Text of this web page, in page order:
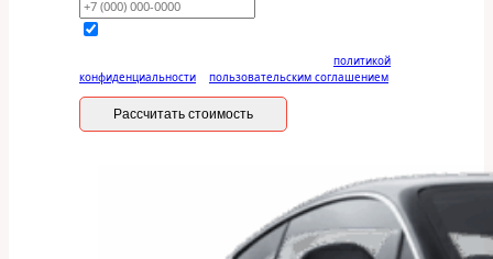
политикой
конфиденциальности
пользовательским соглашением
Рассчитать стоимость